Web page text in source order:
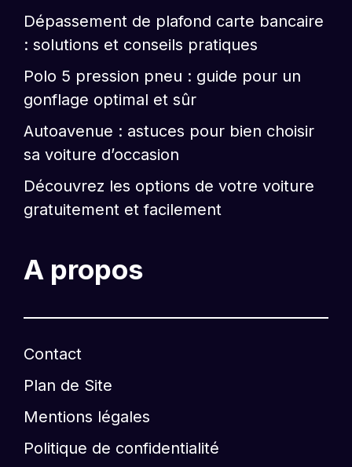
Dépassement de plafond carte bancaire
: solutions et conseils pratiques
Polo 5 pression pneu : guide pour un
gonflage optimal et sûr
Autoavenue : astuces pour bien choisir
sa voiture d’occasion
Découvrez les options de votre voiture
gratuitement et facilement
A propos
Contact
Plan de Site
Mentions légales
Politique de confidentialité